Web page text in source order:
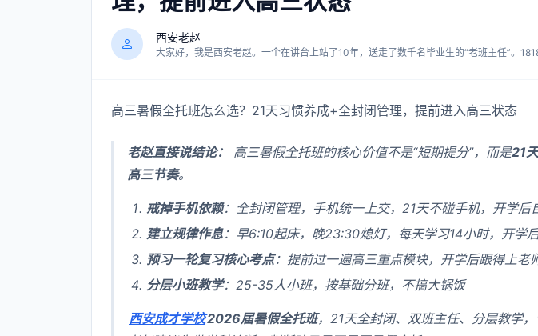
西安老赵
大家好，我是西安老赵。一个在讲台上站了10年，送走了数千名毕业生的“老班主任”。
高三暑假全托班怎么选？21天习惯养成+全封闭管理，提前进入高三状态
老赵直接说结论： 高三暑假全托班的核心价值不是“短期提分”，而是21
高三节奏。
戒掉手机依赖：全封闭管理，手机统一上交，21天不碰手机，开学后
建立规律作息：早6:10起床，晚23:30熄灯，每天学习14小时，开学
预习一轮复习核心考点：提前过一遍高三重点模块，开学后跟得上老
分层小班教学：25-35人小班，按基础分班，不搞大锅饭
西安成才学校2026届暑假全托班，21天全封闭、双班主任、分层教学，